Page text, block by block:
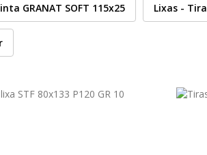
GRANAT SOFT 115x25 Lixas -